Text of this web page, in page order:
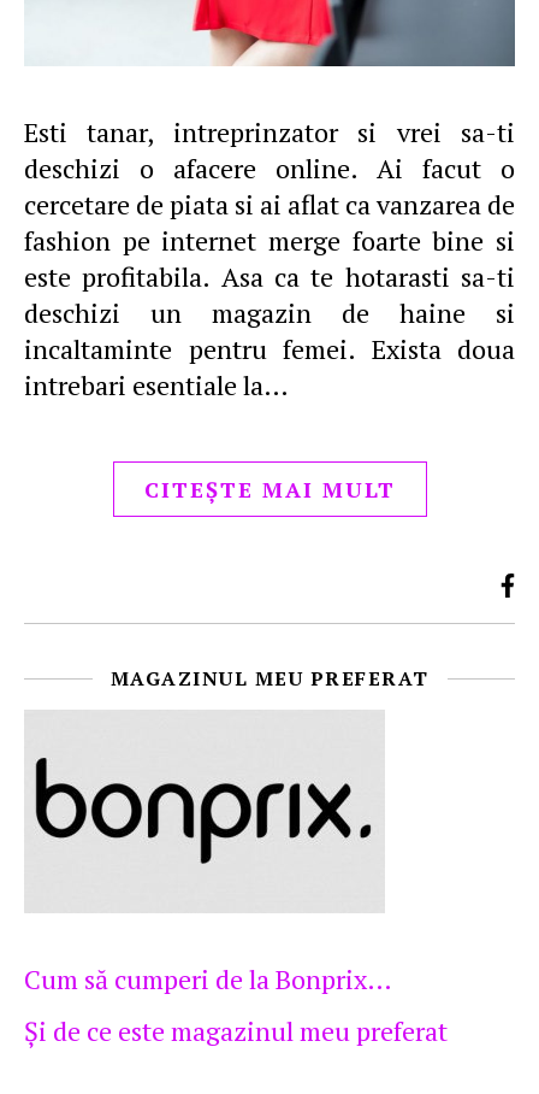
Esti tanar, intreprinzator si vrei sa-ti
deschizi o afacere online. Ai facut o
cercetare de piata si ai aflat ca vanzarea de
fashion pe internet merge foarte bine si
este profitabila. Asa ca te hotarasti sa-ti
deschizi un magazin de haine si
incaltaminte pentru femei. Exista doua
intrebari esentiale la…
CITEȘTE MAI MULT
MAGAZINUL MEU PREFERAT
Cum să cumperi de la Bonprix…
Şi de ce este magazinul meu preferat